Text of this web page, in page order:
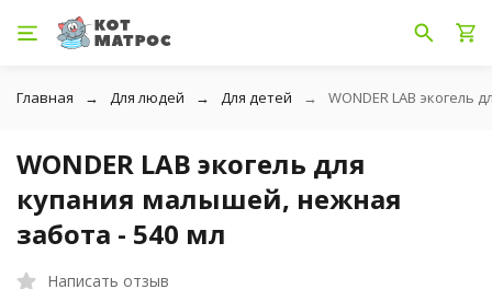
Главная Для людей Для детей WONDER LAB
WONDER LAB экогель для
купания малышей, нежная
забота - 540 мл
Написать отзыв